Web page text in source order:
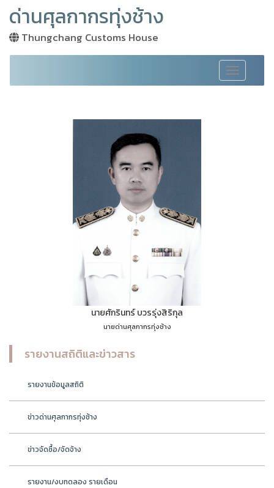
ด่านศุลกากรทุ่งช้าง
Thungchang Customs House
Toggle
navigation
นายศักรินทร์ บวรรุ่งสิริกุล
นายด่านศุลกากรทุ่งช้าง
รายงานสถิติและข่าวสาร
รายงานข้อมูลสถิติ
ข่าวด่านศุลกากรทุ่งช้าง
ข่าวจัดซื้อ/จัดจ้าง
รายงาน/งบทดลอง รายเดือน